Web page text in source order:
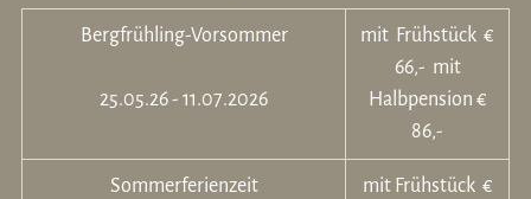
Bergfrühling-Vorsommer
25.05.26 - 11.07.2026
mit Frühstück €
66,- mit
Halbpension €
86,-
Sommerferienzeit
mit Frühstück €